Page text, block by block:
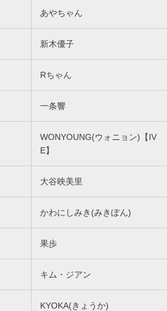
あやちゃん
新木優子
Rちゃん
一条響
WONYOUNG(ウォニョン)【IV
E】
大谷映美里
かわにしみき(みきぽん)
果歩
キム・ジアン
KYOKA(きょうか)